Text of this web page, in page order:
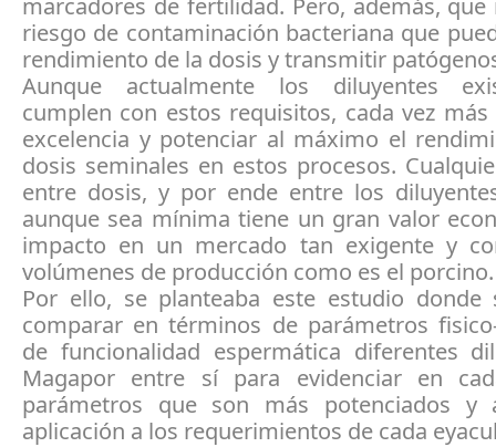
marcadores de fertilidad. Pero, además,
riesgo de contaminación bacteriana que
rendimiento de la dosis y transmitir
Aunque actualmente los diluyentes
cumplen con estos requisitos, cada vez
excelencia y potenciar al máximo el
dosis seminales en estos procesos.
entre dosis, y por ende entre los
aunque sea mínima tiene un gran valor
impacto en un mercado tan exigente y
volúmenes de producción como es el porcino.
Por ello, se planteaba este estudio donde
comparar en términos de parámetros
de funcionalidad espermática diferentes
Magapor entre sí para evidenciar en
parámetros que son más potenciados y
aplicación a los requerimientos de cada